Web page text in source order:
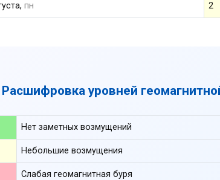
пн 2
Расшифровка уровней
Нет заметных возмущений
Небольшие возмущения
Слабая геомагнитная буря